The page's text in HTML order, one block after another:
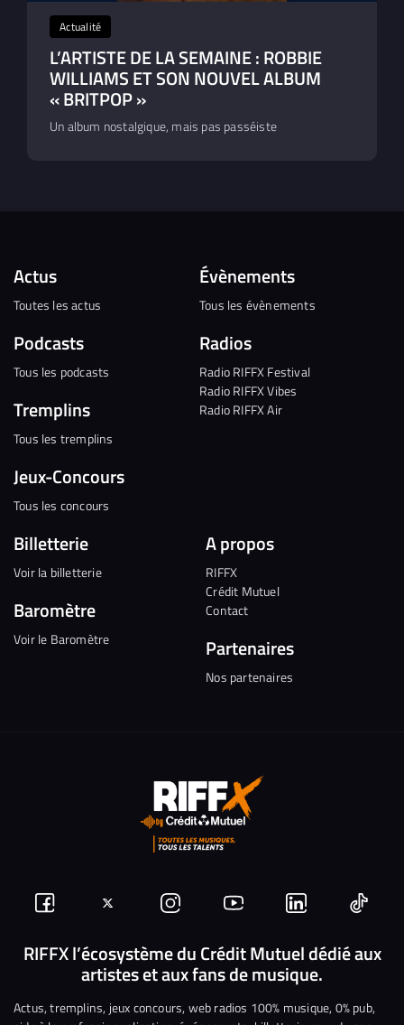
Actualité
L’ARTISTE DE LA SEMAINE : ROBBIE
WILLIAMS ET SON NOUVEL ALBUM
« BRITPOP »
Un album nostalgique, mais pas passéiste
Actus
Toutes les actus
Podcasts
Tous les podcasts
Tremplins
Tous les tremplins
Jeux-Concours
Tous les concours
Évènements
Tous les évènements
Radios
Radio RIFFX Festival
Radio RIFFX Vibes
Radio RIFFX Air
Billetterie
Voir la billetterie
Baromètre
Voir le Baromètre
A propos
RIFFX
Crédit Mutuel
Contact
Partenaires
Nos partenaires
Suivez-
nous
Facebook
Suivez-
nous
sur
Twitter
Nous
rejoindre
sur
Instagram
Nous
rejoindre
sur
YouTube
Nous
rejoindre
sur
Linkedin
Nous
RIFFX l’écosystème du Crédit Mutuel dédié aux
artistes et aux fans de musique.
Actus, tremplins, jeux concours, web radios 100% musique, 0% pub,